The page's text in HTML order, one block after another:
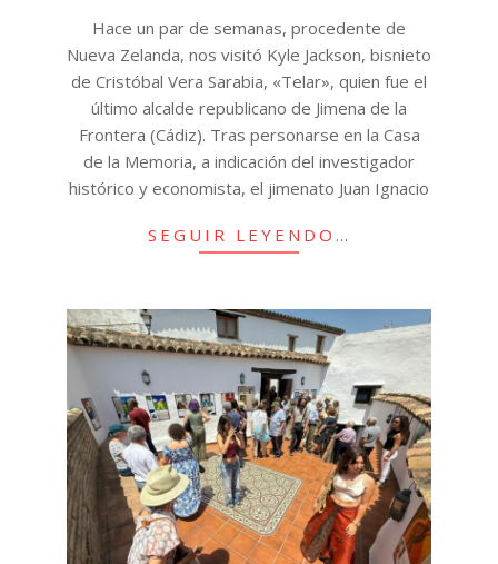
Hace un par de semanas, procedente de
Nueva Zelanda, nos visitó Kyle Jackson, bisnieto
de Cristóbal Vera Sarabia, «Telar», quien fue el
último alcalde republicano de Jimena de la
Frontera (Cádiz). Tras personarse en la Casa
de la Memoria, a indicación del investigador
histórico y economista, el jimenato Juan Ignacio
SEGUIR LEYENDO…